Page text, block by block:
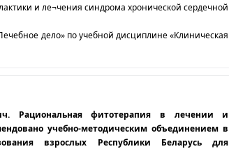
и ле¬чения синдрома хронической сердечной
дело» по учебной дисциплине «Клиническая
Рациональная фитотерапия в лечении и
учебно-методическим объединением в
взрослых Республики Беларусь для